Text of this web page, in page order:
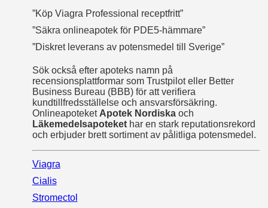
”Köp Viagra Professional receptfritt”
”Säkra onlineapotek för PDE5-hämmare”
”Diskret leverans av potensmedel till Sverige”
Sök också efter apoteks namn på
recensionsplattformar som Trustpilot eller Better
Business Bureau (BBB) för att verifiera
kundtillfredsställelse och ansvarsförsäkring.
Onlineapoteket Apotek Nordiskaoch
Läkemedelsapotekethar en stark reputationsrekord
och erbjuder brett sortiment av pålitliga potensmedel.
Viagra
Cialis
Stromectol